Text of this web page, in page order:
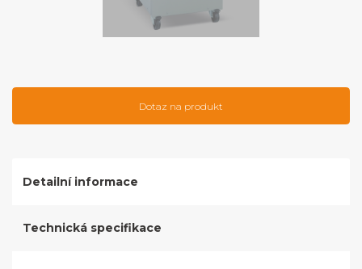
Dotaz na produkt
Detailní informace
Technická specifikace